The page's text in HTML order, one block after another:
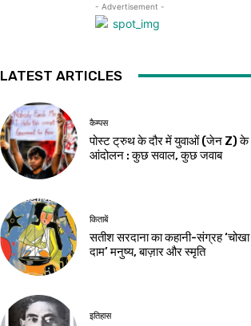
- Advertisement -
LATEST ARTICLES
कैम्पस
पोस्ट ट्रुथ के दौर में युवाओं (जेन Z) के
आंदोलन : कुछ सवाल, कुछ जवाब
किताबें
सतीश सरदाना का कहानी-संग्रह ‘चोखा
दाम’ मनुष्य, बाज़ार और स्मृति
इतिहास